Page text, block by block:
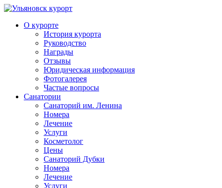
О курорте
История курорта
Руководство
Награды
Отзывы
Юридическая информация
Фотогалерея
Частые вопросы
Санатории
Санаторий им. Ленина
Номера
Лечение
Услуги
Косметолог
Цены
Санаторий Дубки
Номера
Лечение
Услуги